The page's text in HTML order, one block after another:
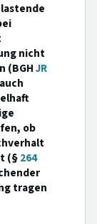
nicht
(BGHJR
ob
(§264
tragen